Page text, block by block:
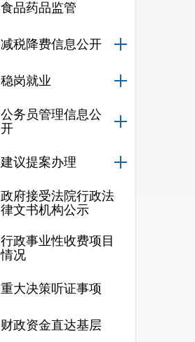
食品药品监管
减税降费信息公开
稳岗就业
公务员管理信息公
开
建议提案办理
政府接受法院行政法
律文书机构公示
行政事业性收费项目
情况
重大决策听证事项
财政资金直达基层